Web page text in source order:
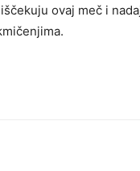
ovaj meč i